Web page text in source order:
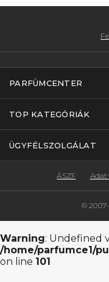
PARFÜMCENTER
TOP KATEGÓRIÁK
ÜGYFÉLSZOLGÁLAT
©
ÁSZF
Warning: Undefined
/home/parfumce1/
on line 101